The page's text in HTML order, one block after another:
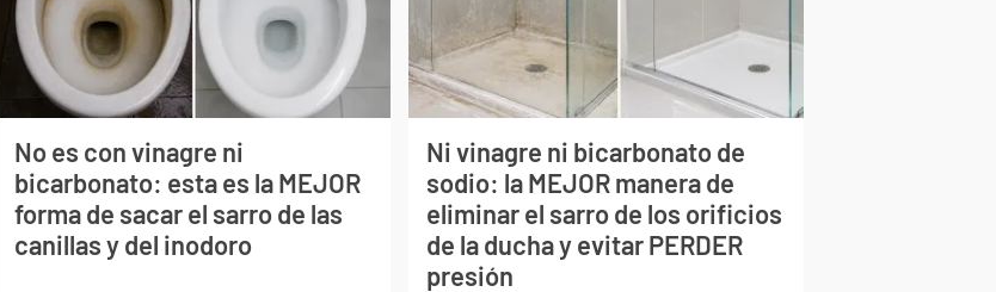
No es con vinagre ni
bicarbonato: esta es la MEJOR
forma de sacar el sarro de las
canillas y del inodoro
Ni vinagre ni bicarbonato de
sodio: la MEJOR manera de
eliminar el sarro de los orificios
de la ducha y evitar PERDER
presión